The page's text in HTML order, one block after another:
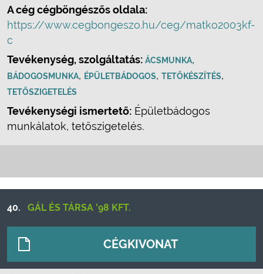
A cég cégböngészős oldala:
https://www.cegbongeszo.hu/ceg/matko2003kf-
c
Tevékenység, szolgáltatás: ÁCSMUNKA,
BÁDOGOSMUNKA, ÉPÜLETBÁDOGOS, TETŐKÉSZÍTÉS,
TETŐSZIGETELÉS
Tevékenységi ismertető: Épületbádogos
munkálatok, tetőszigetelés.
40. GÁL ÉS TÁRSA '98 KFT.
CÉGKIVONAT